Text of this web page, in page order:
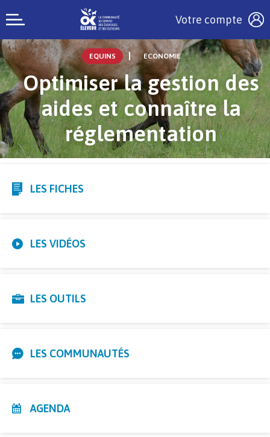
Votre compte
EQUINS ECONOMIE
Optimiser la gestion des
aides et connaître la
réglementation
LES FICHES
LES VIDÉOS
LES OUTILS
LES COMMUNAUTÉS
AGENDA